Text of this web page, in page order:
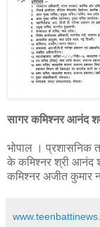
सागर कमिश्नर आनंद
भोपाल । प्रशासनिक
के कमिश्नर श्री आनंद
कमिश्नर अजीत कुमार